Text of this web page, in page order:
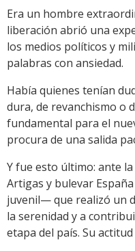
Era un hombre
liberación abrió una
los medios políticos y
palabras con ansiedad.
Había quienes tenían
dura, de revanchismo o
fundamental para el
procura de una salida
Y fue esto último: ante
Artigas y bulevar
juvenil— que realizó un
la serenidad y a
etapa del país. Su